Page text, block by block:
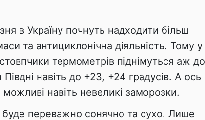
в Україну почнуть надходити більш
та антициклонічна діяльність. Тому у
термометрів піднімуться аж до
Півдні навіть до +23, +24 градусів. А ось
можливі навіть невеликі заморозки.
буде переважно сонячно та сухо. Лише